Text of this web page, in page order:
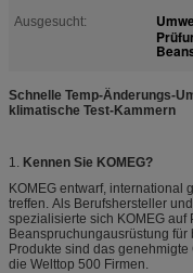
Ausgesucht:
Schnelle Temp-Änderungs-
klimatische Test-Kammern
1. Kennen Sie KOMEG?
KOMEG entwarf, international
treffen. Als Berufshersteller
spezialisierte sich KOMEG
Beanspruchungausrüstung
Produkte sind das
die Welttop 500 Firmen.